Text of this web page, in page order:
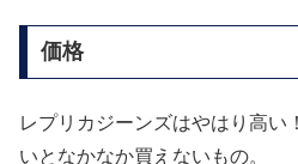
価格
レプリカジーンズはやはり高い
いとなかなか買えないもの。